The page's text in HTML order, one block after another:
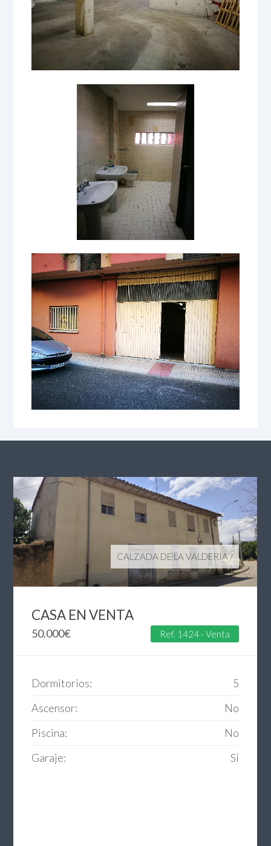
CALZADA DE LA VALDERIA/
CASA EN VENTA
50.000€ Ref. 1424 - Venta
Dormitorios:
5
Ascensor:
No
Piscina:
No
Garaje:
Si